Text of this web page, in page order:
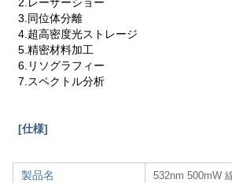
3.同位体分離
4.超高密度光ストレージ
5.精密材料加工
6.リソグラフィー
7.スペクトル分析
[仕様]
製品名 532nm 500mW